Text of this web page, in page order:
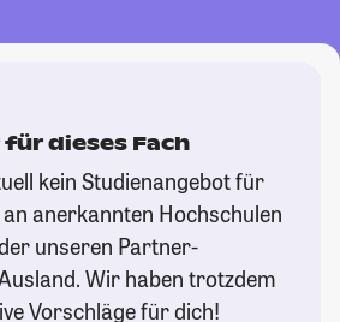
dieses Fach
kein Studienangebot für
anerkannten Hochschulen
unseren Partner-
Wir haben trotzdem
Vorschläge für dich!